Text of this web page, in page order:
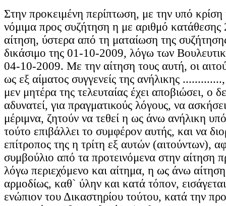
Στην προκειμένη περίπτωση, με την υπό
νόμιμα προς συζήτηση η με αριθμό
αίτηση, ύστερα από τη ματαίωση της
δικάσιμο της 01-10-2009, λόγω των
04-10-2009. Με την αίτηση τους αυτή, οι
ως εξ αίματος συγγενείς της ανήλικης
μεν μητέρα της τελευταίας έχει αποβιώσει, ο
αδυνατεί, για πραγματικούς λόγους, να
μέριμνα, ζητούν να τεθεί η ως άνω ανήλικη υπό
τούτο επιβάλλει το συμφέρον αυτής, και να
επίτροπος της η τρίτη εξ αυτών (αιτούντων),
συμβούλιο από τα προτεινόμενα στην αίτηση
λόγω περιεχόμενο και αίτημα, η ως άνω
αρμοδίως, καθ` ύλην και κατά τόπον,
ενώπιον του Δικαστηρίου τούτου, κατά την